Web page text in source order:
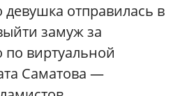
девушка отправилась в
замуж за
виртуальной
Саматова —